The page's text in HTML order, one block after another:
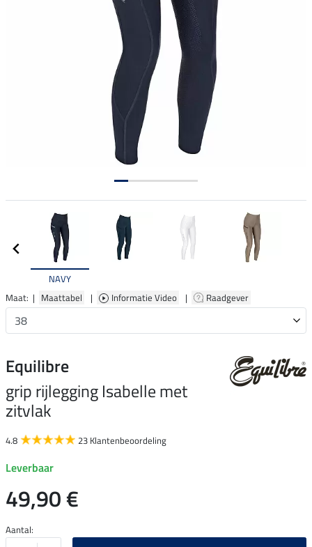
NAVY
Maat: | Maattabel | Informatie Video | Raadgever
Equilibre
grip rijlegging Isabelle met
zitvlak
4.8 23 Klantenbeoordeling
Leverbaar
49,90 €
Aantal: